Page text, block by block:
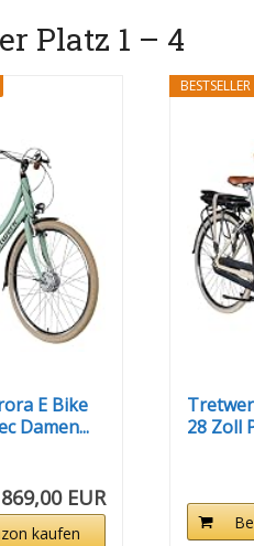
Platz 1 – 4
E Bike
Damen...
869,00 EUR
kaufen
28 Zoll